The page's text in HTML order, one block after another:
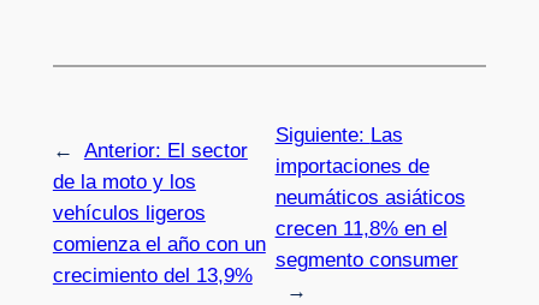
← Anterior: El sector
de la moto y los
vehículos ligeros
comienza el año con un
crecimiento del 13,9%
Siguiente: Las
importaciones de
neumáticos asiáticos
crecen 11,8% en el
segmento consumer
→